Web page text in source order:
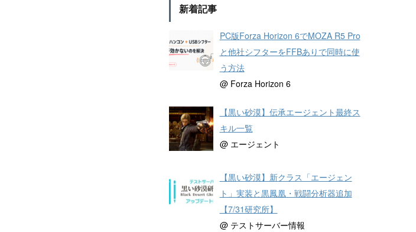
新着記事
PC版Forza Horizon 6でMOZA R5 Pro
と他社シフターをFFBありで同時に使
う方法
@ Forza Horizon 6
【黒い砂漠】伝承エージェント最終ス
キル一覧
@ エージェント
【黒い砂漠】新クラス「エージェン
ト」実装と黒鳳凰・戦闘分析器追加
【7/31研究所】
@ テストサーバー情報